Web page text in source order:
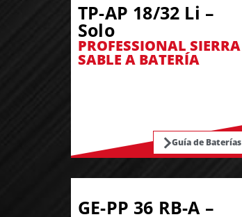
TP-AP 18/32 Li –
Solo
PROFESSIONAL SIERRA
SABLE A BATERÍA
Guía de Baterías
GE-PP 36 RB-A –